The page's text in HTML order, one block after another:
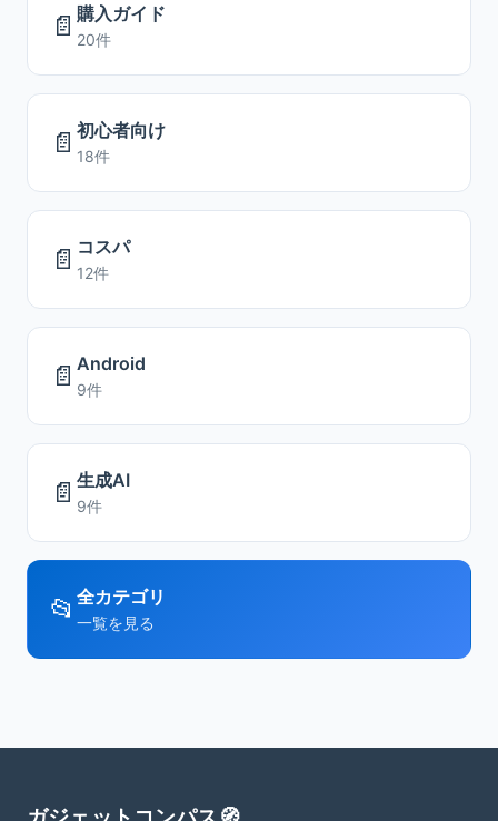
📄 購入ガイド
20件
📄 初心者向け
18件
📄 コスパ
12件
📄 Android
9件
📄 生成AI
9件
📂 全カテゴリ
一覧を見る